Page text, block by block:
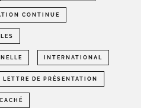
CONTINUE
INTERNATIONAL
LETTRE DE PRÉSENTATION